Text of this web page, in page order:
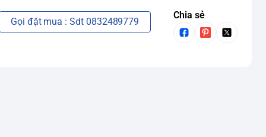
Gọi đặt mua : Sdt 0832489779
Chia sẻ